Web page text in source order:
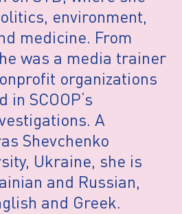
environment,
medicine. From
was a media trainer
organizations
SCOOP‘s
A
Shevchenko
Ukraine, she is
and Russian,
and Greek.